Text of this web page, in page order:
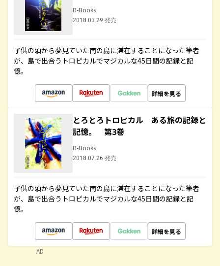
D-Books
2018.03.29 発売
子供の頃から夢見ていた南の島に滞在することになった筆者
が、島で出合うトロピカルでマジカルな45日間の記録と記
憶。
詳細を見る
とろとろトロピカル ある旅の記録と
記憶。 第3巻
D-Books
2018.07.26 発売
子供の頃から夢見ていた南の島に滞在することになった筆者
が、島で出合うトロピカルでマジカルな45日間の記録と記
憶。
詳細を見る
AD